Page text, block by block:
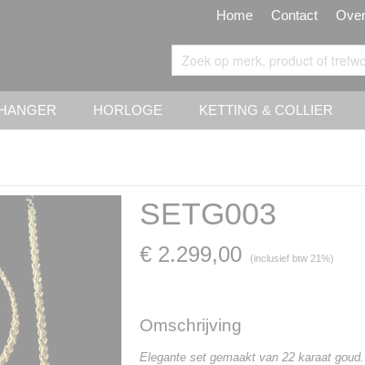
Home Contact
HORLOGE KETTING & COLLIER
SETG003
€ 2.299,00 (inclusief btw 21%)
Omschrijving
Elegante set gemaakt van 22 karaat